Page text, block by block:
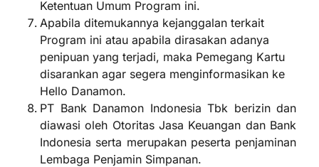
Ketentuan Umum Program ini.
Apabila ditemukannya kejanggalan terkait
Program ini atau apabila dirasakan adanya
penipuan yang terjadi, maka Pemegang Kartu
disarankan agar segera menginformasikan ke
Hello Danamon.
PT Bank Danamon Indonesia Tbk berizin dan
diawasi oleh Otoritas Jasa Keuangan dan Bank
Indonesia serta merupakan peserta penjaminan
Lembaga Penjamin Simpanan.